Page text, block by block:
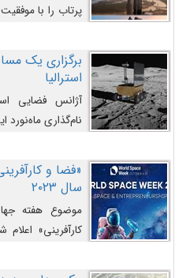
پرتاب را با
را وارد مسیر
مکانیزم جدید با
برگزاری یک
استرالیا
آژانس فضایی
نام‌گذاری
«فضا و
سال ۲۰۲۳
کارآفرینی»
روزافزون